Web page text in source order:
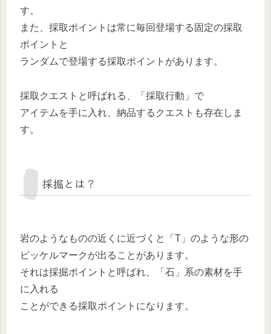
す。
また、採取ポイントは常に毎回登場する固定の採取
ポイントと
ランダムで登場する採取ポイントがあります。
採取クエストと呼ばれる、「採取行動」で
アイテムを手に入れ、納品するクエストも存在しま
す。
採掘とは？
岩のようなものの近くに近づくと「T」のような形の
ピッケルマークが出ることがあります。
それは採掘ポイントと呼ばれ、「石」系の素材を手
に入れる
ことができる採取ポイントになります。